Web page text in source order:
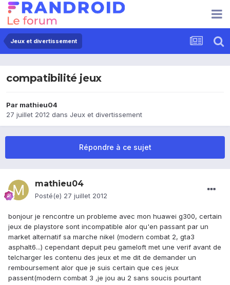
Jeux et divertissement
compatibilité jeux
Par mathieu04
27 juillet 2012 dans Jeux et divertissement
Répondre à ce sujet
mathieu04
Posté(e) 27 juillet 2012
bonjour je rencontre un probleme avec mon huawei g300, certain
jeux de playstore sont incompatible alor qu'en passant par un
market alternatif sa marche nikel (modern combat 2, gta3
asphalt6...) cependant depuit peu gameloft met une verif avant de
telcharger les contenu des jeux et me dit de demander un
remboursement alor que je suis certain que ces jeux
passent(modern combat 3 ,je jou au 2 sans soucis pourtant